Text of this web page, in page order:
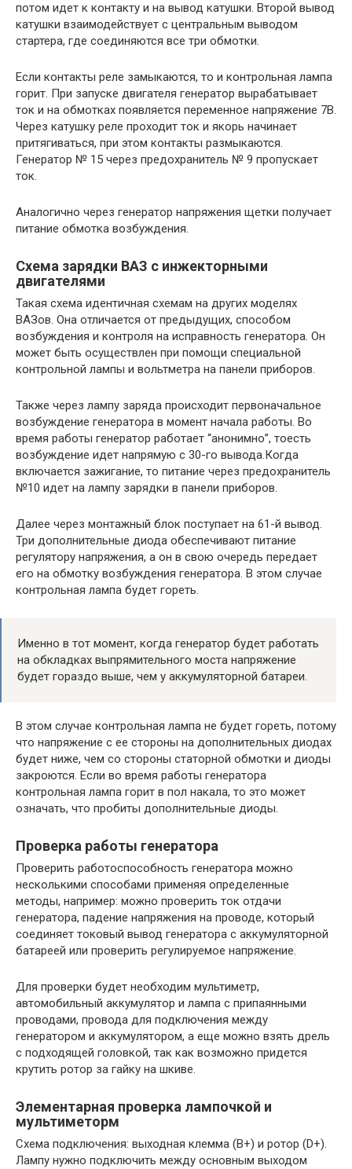
потом идет к контакту и на вывод катушки. Второй вывод
катушки взаимодействует с центральным выводом
стартера, где соединяются все три обмотки.
Если контакты реле замыкаются, то и контрольная лампа
горит. При запуске двигателя генератор вырабатывает
ток и на обмотках появляется переменное напряжение 7В.
Через катушку реле проходит ток и якорь начинает
притягиваться, при этом контакты размыкаются.
Генератор № 15 через предохранитель № 9 пропускает
ток.
Аналогично через генератор напряжения щетки получает
питание обмотка возбуждения.
Схема зарядки ВАЗ с инжекторными
двигателями
Такая схема идентичная схемам на других моделях
ВАЗов. Она отличается от предыдущих, способом
возбуждения и контроля на исправность генератора. Он
может быть осуществлен при помощи специальной
контрольной лампы и вольтметра на панели приборов.
Также через лампу заряда происходит первоначальное
возбуждение генератора в момент начала работы. Во
время работы генератор работает “анонимно”, тоесть
возбуждение идет напрямую с 30-го вывода.Когда
включается зажигание, то питание через предохранитель
№10 идет на лампу зарядки в панели приборов.
Далее через монтажный блок поступает на 61-й вывод.
Три дополнительные диода обеспечивают питание
регулятору напряжения, а он в свою очередь передает
его на обмотку возбуждения генератора. В этом случае
контрольная лампа будет гореть.
Именно в тот момент, когда генератор будет работать
на обкладках выпрямительного моста напряжение
будет гораздо выше, чем у аккумуляторной батареи.
В этом случае контрольная лампа не будет гореть, потому
что напряжение с ее стороны на дополнительных диодах
будет ниже, чем со стороны статорной обмотки и диоды
закроются. Если во время работы генератора
контрольная лампа горит в пол накала, то это может
означать, что пробиты дополнительные диоды.
Проверка работы генератора
Проверить работоспособность генератора можно
несколькими способами применяя определенные
методы, например: можно проверить ток отдачи
генератора, падение напряжения на проводе, который
соединяет токовый вывод генератора с аккумуляторной
батареей или проверить регулируемое напряжение.
Для проверки будет необходим мультиметр,
автомобильный аккумулятор и лампа с припаянными
проводами, провода для подключения между
генератором и аккумулятором, а еще можно взять дрель
с подходящей головкой, так как возможно придется
крутить ротор за гайку на шкиве.
Элементарная проверка лампочкой и
мультиметорм
Схема подключения: выходная клемма (В+) и ротор (D+).
Лампу нужно подключить между основным выходом